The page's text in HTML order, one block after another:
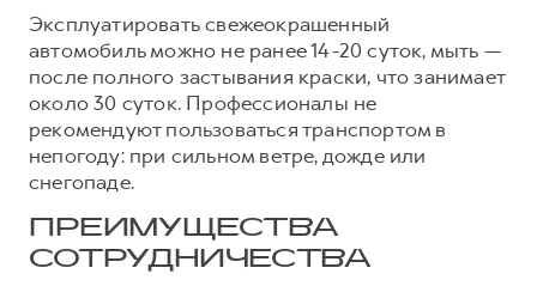
Эксплуатировать свежеокрашенный
автомобиль можно не ранее 14-20 суток, мыть —
после полного застывания краски, что занимает
около 30 суток. Профессионалы не
рекомендуют пользоваться транспортом в
непогоду: при сильном ветре, дожде или
снегопаде.
ПРЕИМУЩЕСТВА
СОТРУДНИЧЕСТВА